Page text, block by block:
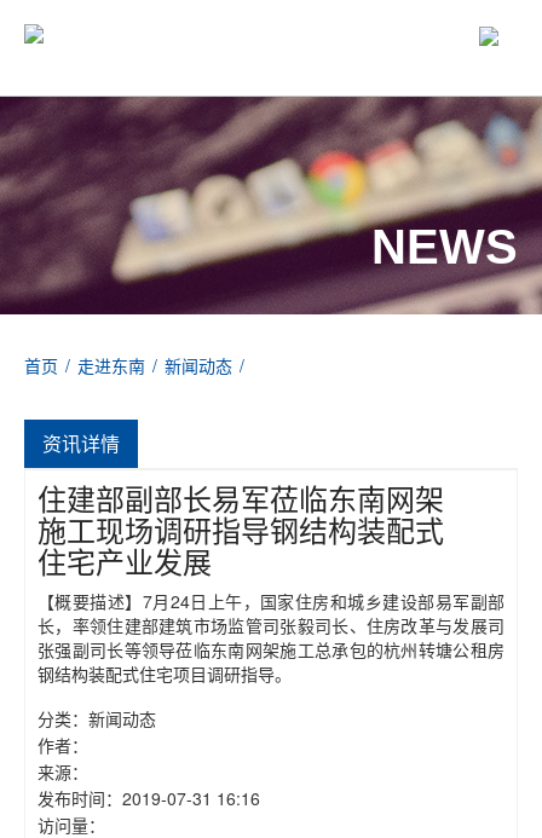
NEWS
首页 / 走进东南 / 新闻动态 /
宅产业发展
资讯详情
住建部副部长易军莅临东南网架
施工现场调研指导钢结构装配式
住宅产业发展
【概要描述】 7月24日上午，国家住房和城乡建设部易军副部
长，率领住建部建筑市场监管司张毅司长、住房改革与发展司
张强副司长等领导莅临东南网架施工总承包的杭州转塘公租房
钢结构装配式住宅项目调研指导。
分类： 新闻动态
作者：
来源：
发布时间： 2019-07-31 16:16
访问量：